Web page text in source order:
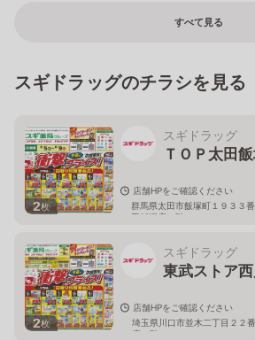
すべて見る
スギドラッグのチラシを見る
2枚
スギドラッグ
ＴＯＰ太田
店舗HPをご確認ください
群馬県太田市飯塚町１９３３
田飯塚店１階
2枚
スギドラッグ
東武ストア
店舗HPをご確認ください
埼玉県川口市並木二丁目２２
店２階